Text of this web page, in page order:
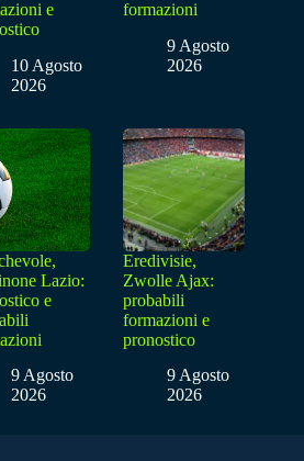
e
10 Agosto
2026
formazioni
9 Agosto
2026
Lazio:
e
9 Agosto
2026
Eredivisie,
Zwolle Ajax:
probabili
formazioni e
pronostico
9 Agosto
2026